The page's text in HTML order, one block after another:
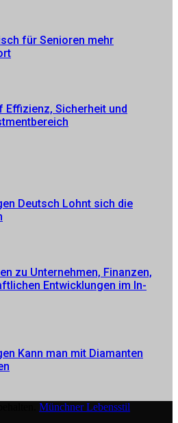
für Senioren mehr
Effizienz, Sicherheit und
Deutsch Lohnt sich die
zu Unternehmen, Finanzen,
Entwicklungen im In-
Kann man mit Diamanten
Münchner Lebensstil